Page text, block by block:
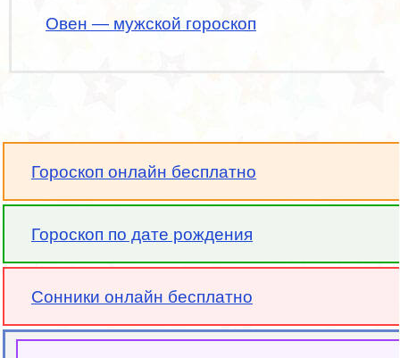
Овен — мужской гороскоп
Гороскоп онлайн бесплатно
Гороскоп по дате рождения
Сонники онлайн бесплатно